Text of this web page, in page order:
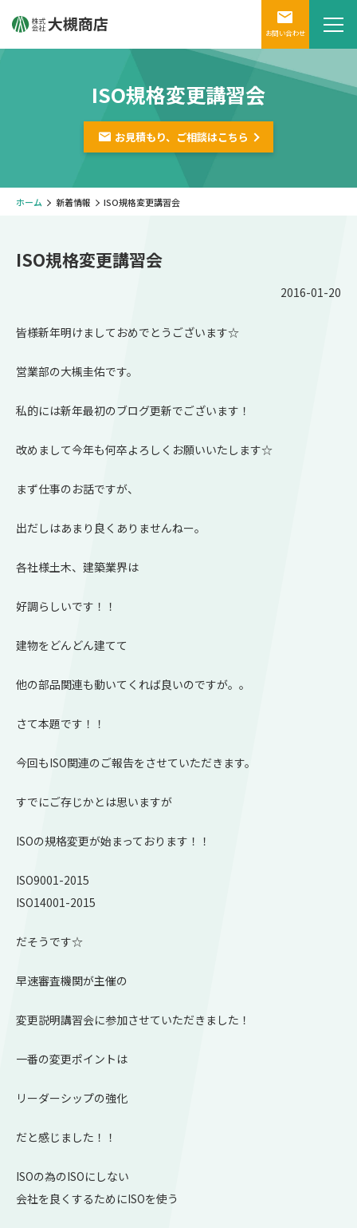
お問い合わせ
ISO規格変更講習会
お見積もり、ご相談はこちら
ホーム 新着情報 ISO規格変更講習会
ISO規格変更講習会
2016-01-20
皆様新年明けましておめでとうございます☆
営業部の大槻圭佑です。
私的には新年最初のブログ更新でございます！
改めまして今年も何卒よろしくお願いいたします☆
まず仕事のお話ですが、
出だしはあまり良くありませんねー。
各社様土木、建築業界は
好調らしいです！！
建物をどんどん建てて
他の部品関連も動いてくれば良いのですが。。
さて本題です！！
今回もISO関連のご報告をさせていただきます。
すでにご存じかとは思いますが
ISOの規格変更が始まっております！！
ISO9001-2015
ISO14001-2015
だそうです☆
早速審査機関が主催の
変更説明講習会に参加させていただきました！
一番の変更ポイントは
リーダーシップの強化
だと感じました！！
ISOの為のISOにしない
会社を良くするためにISOを使う